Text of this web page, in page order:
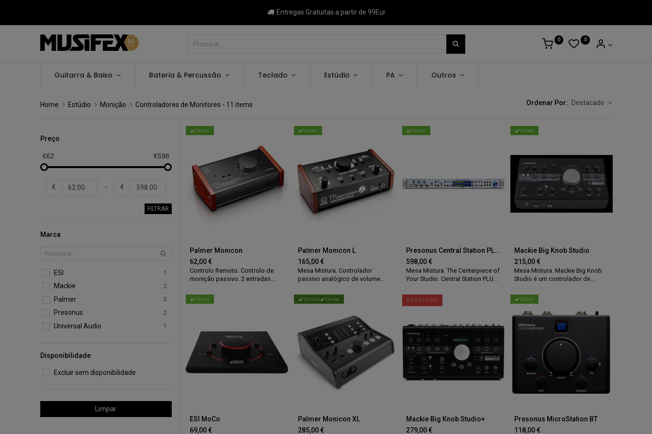
Entregas Gratuitas a partir de 99Eur
0 0
Guitarra & Baixo Bateria & Percussão Teclado Estúdio PA Outros
Home Estúdio Monição Controladores de Monitores - 11 items Ordenar Por: Destacado
Preço
€62 €598
€ - €
FILTRAR
Marca
ESI 1
Mackie 2
Palmer 5
Presonus 2
Universal Audio 1
Disponibilidade
Excluir sem disponibilidade
Limpar
Palmer Monicon
62,00€
Controlo Remoto. Controlo de
monição passivo. 2 entradas
jack e 2 saídas XLR. 2 switch
comutação: mute e mono/stereo.
✔️ Online
Palmer Monicon L
165,00€
Mesa Mistura. Controlador
passivo analógico de volume
fontes stereo RCA, XLR, jack 6.5
balanceado ou não balanceado
de saída com 2 output XLR + 1
saída mono. Saída de
auscultadores com controlo de
volume independente,
comutador stereo/mono e mute.
Estrutura em metal com paineis
laterais em madeira. Dimensão:
218 x 77 x 100 mm. Peso: 1.14 kg.
✔️ Online
Presonus Central Station PLUS
598,00€
Mesa Mistura. The Centerpiece of
Your Studio. Central Station PLUS:
monitor control.
✔️ Online
Mackie Big Knob Studio
215,00€
Mesa Mistura. Mackie Big Knob
Studio é um controlador de
entre 3 fontes estéreo e 2 pares
de monitores. Interface de
gravação USB 2x2 (gravação e
reprodução de alta resolução
96kHz / 24 bits).
✔️ Online
ESI MoCo
69,00€
✔️ Online
Palmer Monicon XL
285,00€
✔️ Em loja ✔️ Online ESGOTADO
Mackie Big Knob Studio+
279,00€
Presonus MicroStation BT
118,00€
✔️ Online